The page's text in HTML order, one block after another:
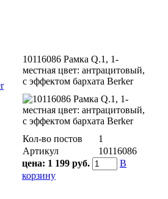
10116086 Рамка Q.1, 1-
местная цвет: антрацитовый,
с эффектом бархата Berker
Кол-во постов
1
Артикул
10116086
цена: 1 199 руб.
В
корзину